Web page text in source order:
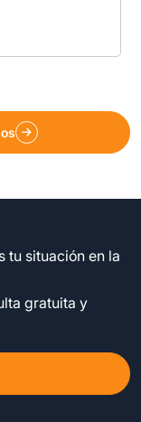
tu situación en la
gratuita y